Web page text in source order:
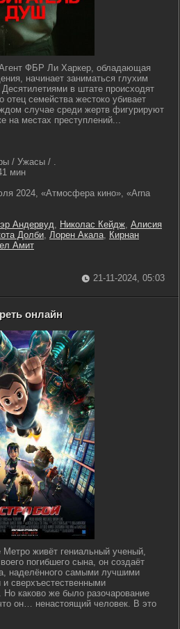
ФБР Ли Харкер, обладающая
начинает заниматься глухим
в штате происходят
отец семейства жестоко убивает
случае среди жертв фигурируют
на местах преступлений...
/ Ужасы / .
мин
2024, «Атмосфера кино», «Arna
Андервуд, Николас Кейдж, Алисия
Долби, Лорен Акала, Кирнан
Амит
21-11-2024, 05:03
онлайн
живёт гениальный ученый,
погибшего сына, он создаёт
наделённого самыми лучшими
сверхъестественными
Но каково же было разочарование
он… ненастоящий человек. В это